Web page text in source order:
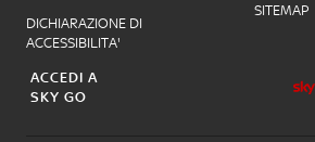
DICHIARAZIONE DI
ACCESSIBILITA'
SITEMAP
ACCEDI A
SKY GO